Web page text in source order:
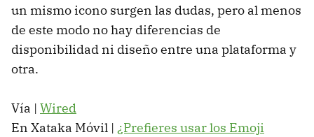
un mismo icono surgen las dudas, pero al menos
de este modo no hay diferencias de
disponibilidad ni diseño entre una plataforma y
otra.
Vía | Wired
En Xataka Móvil | ¿Prefieres usar los Emoji